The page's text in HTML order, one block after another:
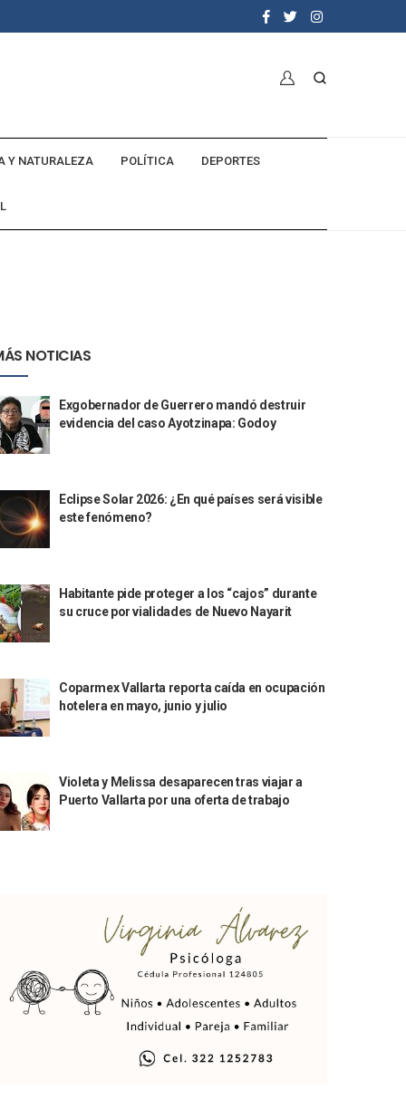
Y NATURALEZA POLÍTICA DEPORTES
NOTICIAS
Exgobernador de Guerrero mandó destruir
evidencia del caso Ayotzinapa: Godoy
Eclipse Solar 2026: ¿En qué países será visible
este fenómeno?
Habitante pide proteger a los “cajos” durante
su cruce por vialidades de Nuevo Nayarit
Coparmex Vallarta reporta caída en ocupación
hotelera en mayo, junio y julio
Violeta y Melissa desaparecen tras viajar a
Puerto Vallarta por una oferta de trabajo